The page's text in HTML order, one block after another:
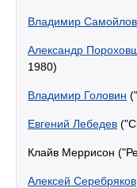
Владимир Самойлов
Александр
1980)
Владимир Головин
Евгений Лебедев
Клайв Меррисон
Алексей Серебряков